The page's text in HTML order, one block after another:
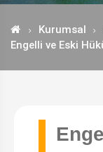
Kurumsal
Engelli ve Eski